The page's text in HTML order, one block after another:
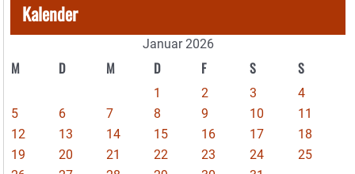
Kalender
Januar 2026
M D M D F S S
1 2 3
4
5
6 7 8 9 10
11
12
13 14 15 16 17
18
19
20 21 22 23 24
25